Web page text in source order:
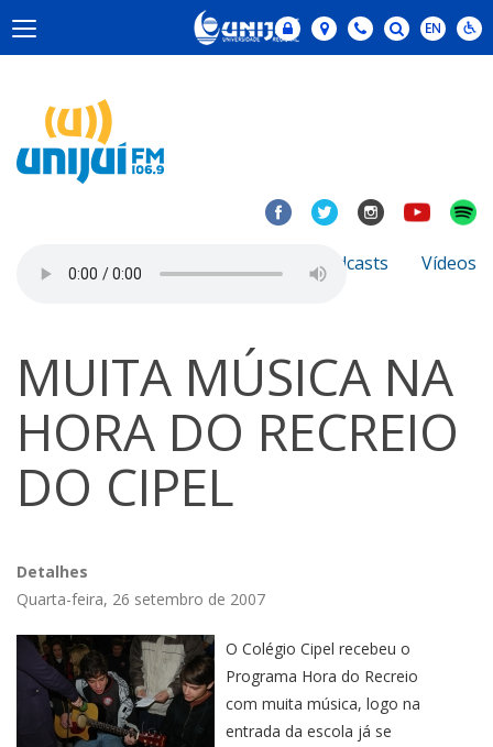
Notícias Podcasts Vídeos
MUITA MÚSICA NA
HORA DO RECREIO
DO CIPEL
Detalhes
Quarta-feira, 26 setembro de 2007
O Colégio Cipel recebeu o
Programa Hora do Recreio
com muita música, logo na
entrada da escola já se